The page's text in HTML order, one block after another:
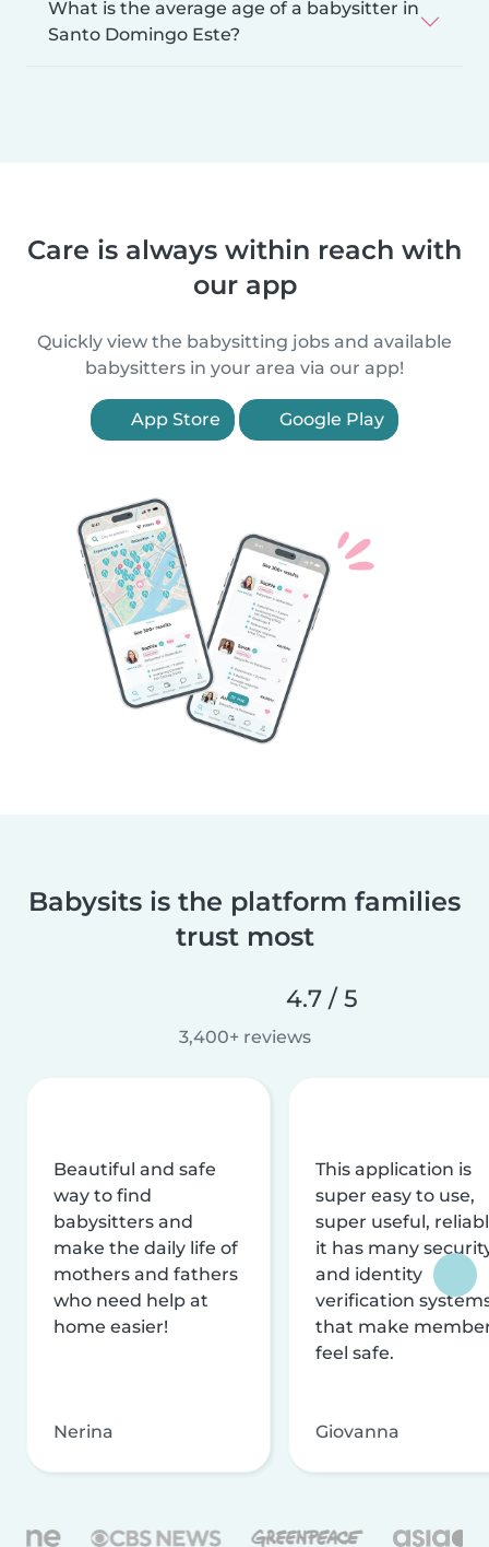
What is the average age of a babysitter in
Santo Domingo Este?
Care is always within reach with
our app
Quickly view the babysitting jobs and available
babysitters in your area via our app!
App Store Google Play
Babysits is the platform families
trust most
4.7 / 5
3,400+ reviews
Beautiful and safe
way to find
babysitters and
make the daily life of
mothers and fathers
who need help at
home easier!
Nerina
This application is
super easy to use,
super useful,
it has many
and identity
verification
that make
feel safe.
Giovanna